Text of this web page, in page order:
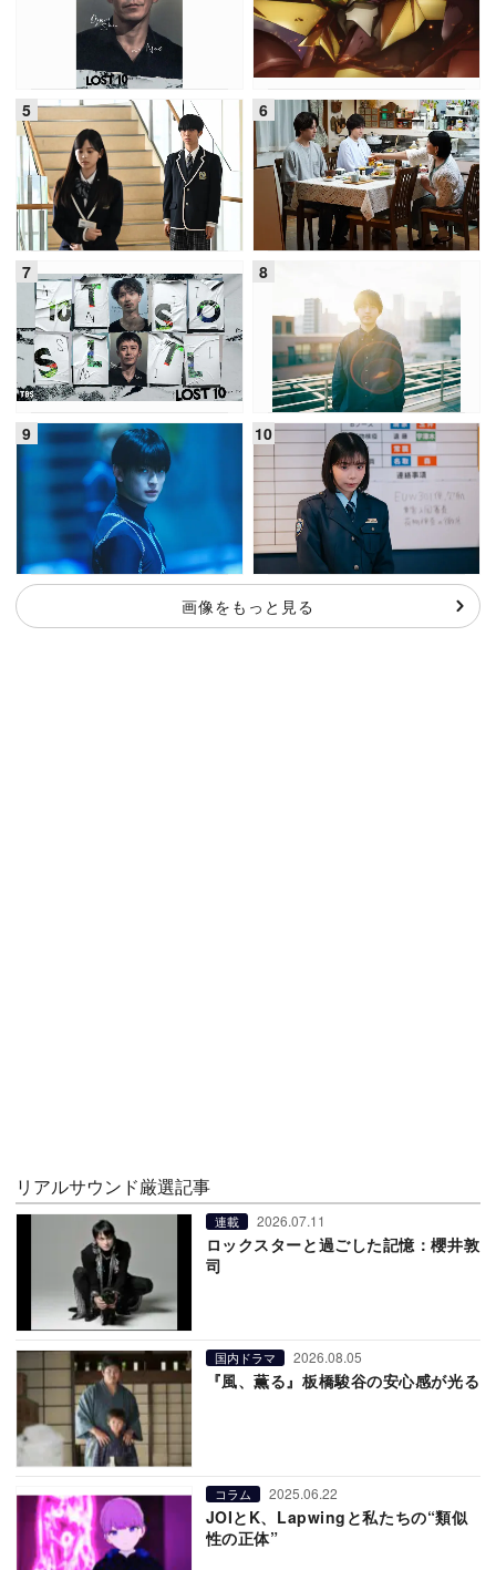
画像をもっと見る
リアルサウンド厳選記事
連載 2026.07.11
ロックスターと過ごした記憶：櫻井敦
司
国内ドラマ 2026.08.05
『風、薫る』板橋駿谷の安心感が光る
コラム 2025.06.22
JOIとK、Lapwingと私たちの“類似
性の正体”